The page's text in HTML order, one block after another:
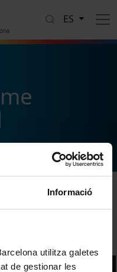
Informació
utilitza galetes
de gestionar les
ES